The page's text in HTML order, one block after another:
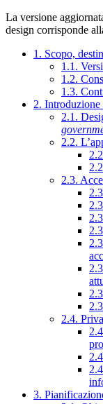
La versione
design corrisponde
1. Scopo,
1.1.
1.2.
1.3.
2.
2.1.
2.2.
2.3.
2.4.
3.